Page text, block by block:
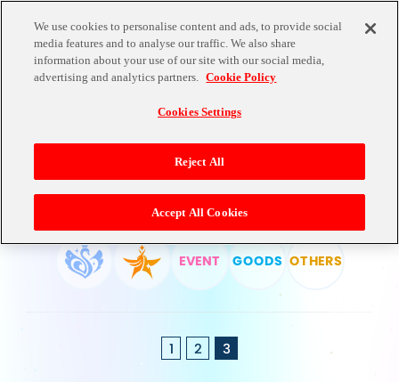
PRODUCTS
EVENT GOODS OTHERS
1 2 3
We use cookies to personalise content and ads, to provide social
media features and to analyse our traffic. We also share
information about your use of our site with our social media,
advertising and analytics partners. Cookie Policy
Cookies Settings
Reject All
Accept All Cookies